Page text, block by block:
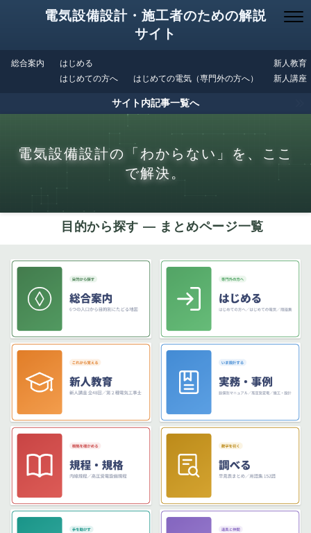
電気設備設計・施工者のための解説
サイト
総合案内
はじめる
はじめての方へ
はじめての電気（専門外の方へ）
新人教育
新人講座
サイト内記事一覧へ
電気設備設計の「わからない」を、ここ
で解決。